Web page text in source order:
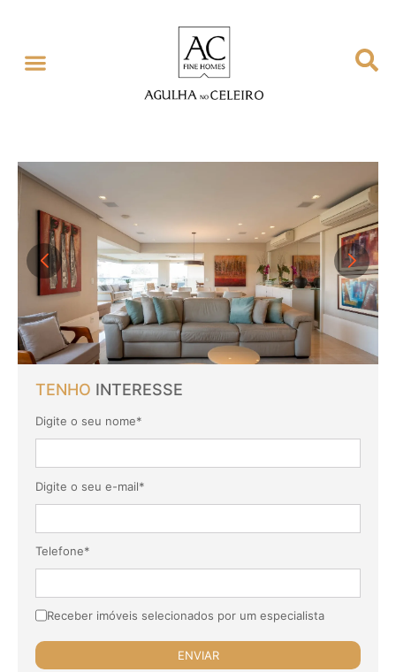
TENHO INTERESSE
Digite o seu nome*
Digite o seu e-mail*
Telefone*
Receber imóveis selecionados por um especialista